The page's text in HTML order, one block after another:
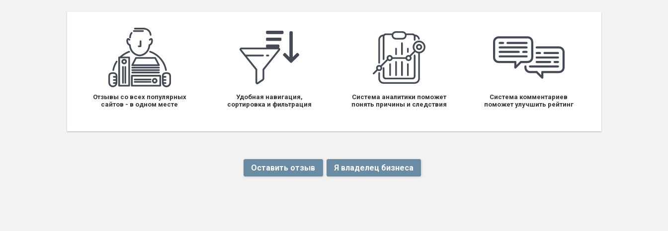
Отзывы со всех популярных
сайтов - в одном месте
Удобная навигация,
сортировка и фильтрация
Система аналитики поможет
понять причины и следствия
Система комментариев
поможет улучшить рейтинг
Оставить отзыв Я владелец бизнеса